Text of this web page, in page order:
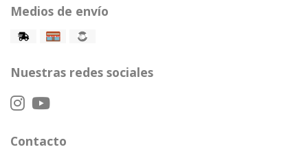
Medios de envío
Nuestras redes sociales
Contacto